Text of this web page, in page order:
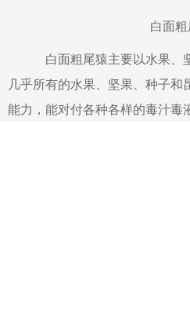
白面
白面粗尾猿主要以水果、
几乎所有的水果、坚果、种子和
能力，能对付各种各样的毒汁毒